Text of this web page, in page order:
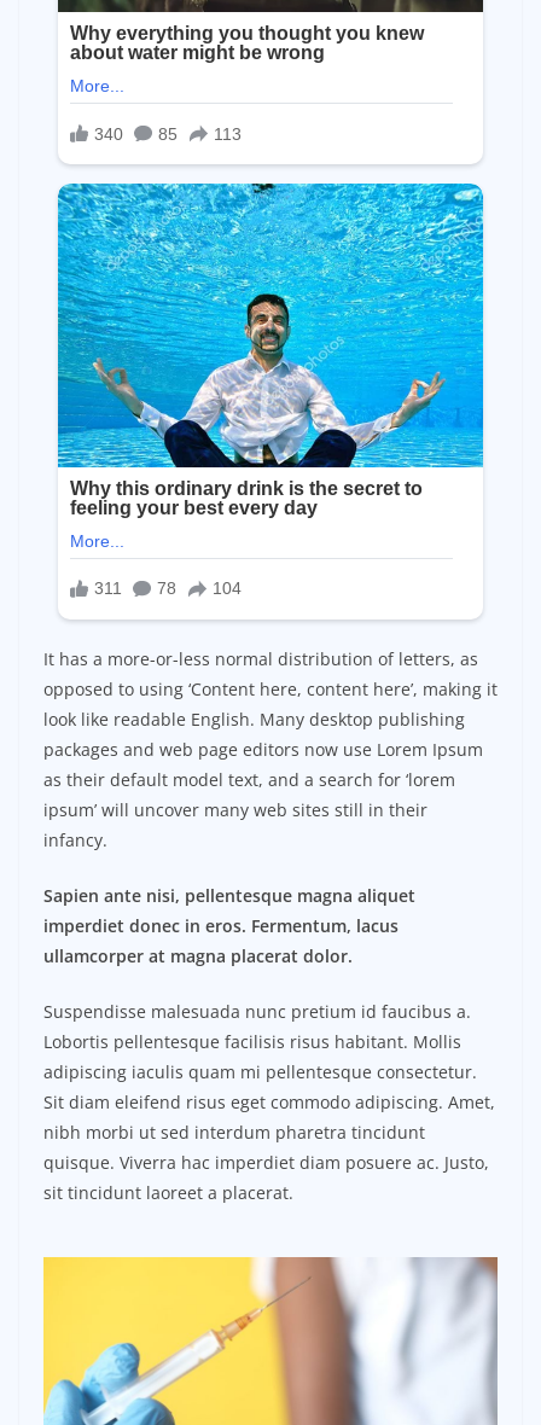
It has a more-or-less normal distribution of letters, as
opposed to using ‘Content here, content here’, making it
look like readable English. Many desktop publishing
packages and web page editors now use Lorem Ipsum
as their default model text, and a search for ‘lorem
ipsum’ will uncover many web sites still in their
infancy.
Sapien ante nisi, pellentesque magna aliquet
imperdiet donec in eros. Fermentum, lacus
ullamcorper at magna placerat dolor.
Suspendisse malesuada nunc pretium id faucibus a.
Lobortis pellentesque facilisis risus habitant. Mollis
adipiscing iaculis quam mi pellentesque consectetur.
Sit diam eleifend risus eget commodo adipiscing. Amet,
nibh morbi ut sed interdum pharetra tincidunt
quisque. Viverra hac imperdiet diam posuere ac. Justo,
sit tincidunt laoreet a placerat.